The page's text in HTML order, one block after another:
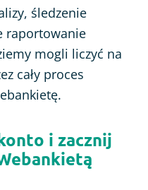
śledzenie
raportowanie
mogli liczyć na
cały proces
i zacznij